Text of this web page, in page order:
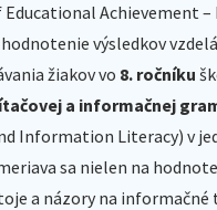
Achievement –
výsledkov
žiakov vo 8. ročníku
a informačnej
Information Literacy) v
sa nielen na
a názory na informačné